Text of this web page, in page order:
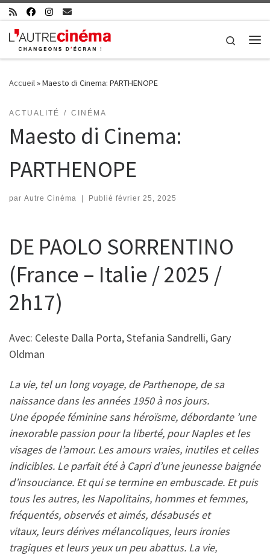
Skip to content
Search
Accueil»Maesto di Cinema: PARTHENOPE
ACTUALITÉ CINÉMA
Maesto di Cinema:
PARTHENOPE
par Autre Cinéma | Publié février 25, 2025
DE PAOLO SORRENTINO
(France – Italie / 2025 /
2h17)
Avec: Celeste Dalla Porta, Stefania Sandrelli, Gary
Oldman
La vie, tel un long voyage, de Parthenope, de sa
naissance dans les années 1950 à nos jours.
Une épopée féminine sans héroïsme, débordante ’une
inexorable passion pour la liberté, pour Naples et les
visages de l’amour. Les amours vraies, inutiles et celles
indicibles. Le parfait été à Capri d’une jeunesse baignée
d’insouciance. Et qui se termine en embuscade. Et puis
tous les autres, les Napolitains, hommes et femmes,
fréquentés, observés et aimés, désabusés et
vitaux, leurs dérives mélancoliques, leurs ironies
tragiques et leurs yeux un peu abattus. La vie,